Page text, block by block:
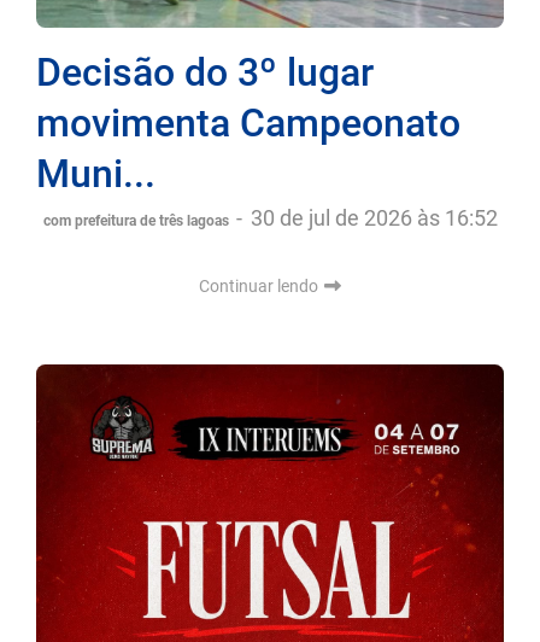
Decisão do 3º lugar
movimenta Campeonato
Muni...
com prefeitura de três lagoas - 30 de jul de 2026 às 16:52
Continuar lendo